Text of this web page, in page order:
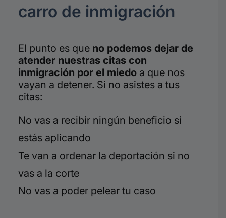
carro de inmigración
El punto es que no podemos dejar de
atender nuestras citas con
inmigración por el miedo a que nos
vayan a detener. Si no asistes a tus
citas:
No vas a recibir ningún beneficio si
estás aplicando
Te van a ordenar la deportación si no
vas a la corte
No vas a poder pelear tu caso